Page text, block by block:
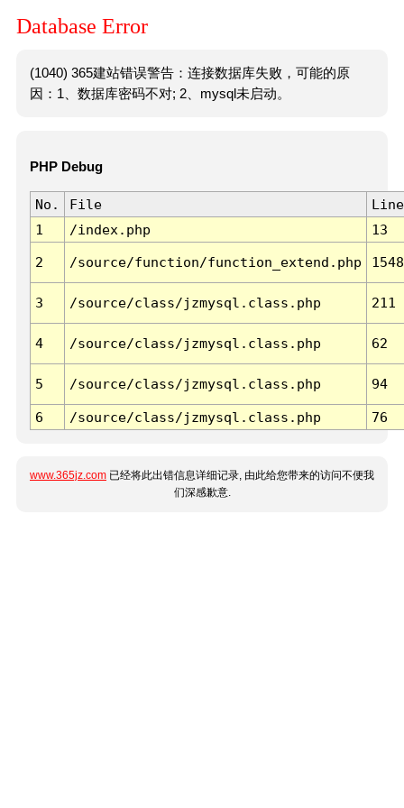
Database Error
(1040) 365建站错误警告：连接数据库失败，可能的原
因：1、数据库密码不对; 2、mysql未启动。
PHP Debug
No. File
Line
1
/index.php 13
2 /source/function/function_extend.php 1548
3 /source/class/jzmysql.class.php 211
4 /source/class/jzmysql.class.php 62
5 /source/class/jzmysql.class.php 94
6 /source/class/jzmysql.class.php 76
www.365jz.com 已经将此出错信息详细记录, 由此给您带来的访问不便我
们深感歉意.